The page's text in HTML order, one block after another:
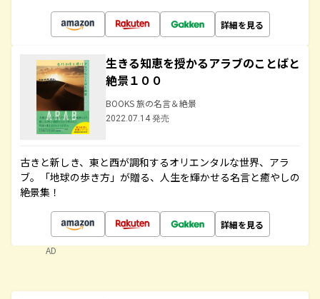
詳細を見る
生きる知恵を授かるアラブのことばと
絶景１００
BOOKS 旅の名言＆絶景
2022.07.14 発売
古きと新しき、東と西が調和するオリエンタルな世界、アラ
ブ。「地球の歩き方」が贈る、人生を輝かせる名言と癒やしの
絶景集！
詳細を見る
AD